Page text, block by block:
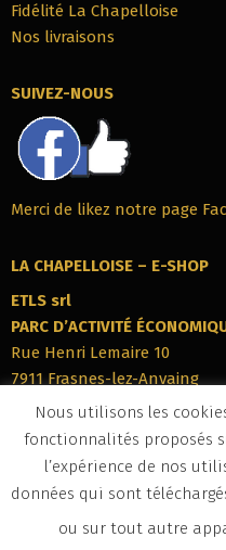
Fidélité La Chapelloise
Nos livraisons
SUIVEZ-NOUS
Merci de likez notre page
LA CHAPELLOISE – E-SHOP
ETLS srl
PARC‭ ‬D’ACTIVITÉ
Rue Henri Lemaire 10
7911‭ ‬Frasnes-lez-Anvaing
Belgique
Tél : +32 (0)69 76 69 22
info@eshop-lachapelloise.be
BCE : BE 0672 890 186
Nous utilisons les
fonctionnalités proposés
l’expérience de nos
données qui sont
ou sur tout autre